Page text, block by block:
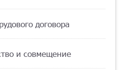
договора
и совмещение